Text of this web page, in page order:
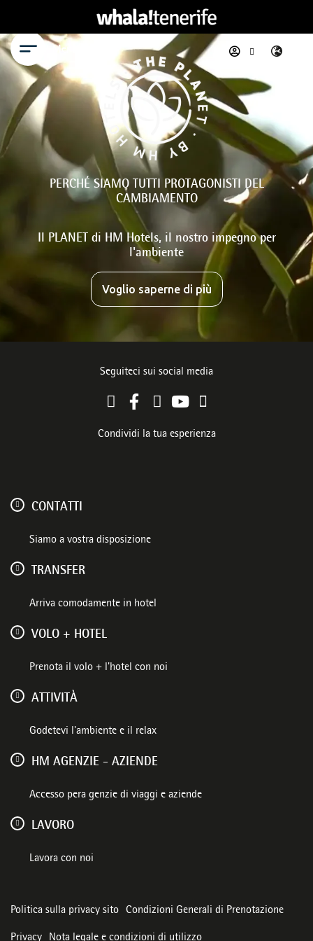
Menu
PERCHÉ SIAMO TUTTI PROTAGONISTI DEL
CAMBIAMENTO
Il PLANET di HM Hotels, il nostro impegno per
l'ambiente
Voglio saperne di più
Seguiteci sui social media
Condividi la tua esperienza
CONTATTI
Siamo a vostra disposizione
TRANSFER
Arriva comodamente in hotel
VOLO + HOTEL
Prenota il volo + l'hotel con noi
ATTIVITÀ
Godetevi l'ambiente e il relax
HM AGENZIE - AZIENDE
Accesso pera genzie di viaggi e aziende
LAVORO
Lavora con noi
Politica sulla privacy sito Condizioni Generali di Prenotazione
Privacy Nota legale e condizioni di utilizzo